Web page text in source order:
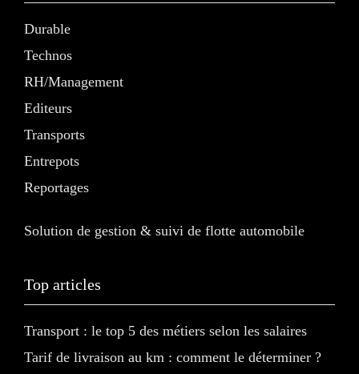
Durable
Technos
RH/Management
Editeurs
Transports
Entrepots
Reportages
Solution de gestion & suivi de flotte automobile
Top articles
Transport : le top 5 des métiers selon les salaires
Tarif de livraison au km : comment le déterminer ?